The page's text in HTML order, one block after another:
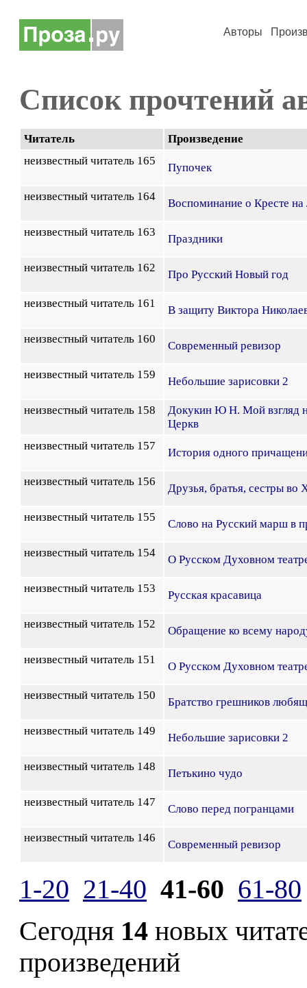
Авторы
Список прочтений
Читатель
Произведение
неизвестный читатель 165
Пупочек
неизвестный читатель 164
Воспоминание о Кресте
неизвестный читатель 163
Праздники
неизвестный читатель 162
Про Русский Новый год
неизвестный читатель 161
В защиту Виктора
неизвестный читатель 160
Современный ревизор
неизвестный читатель 159
Небольшие зарисовки 2
неизвестный читатель 158
Докукин Ю Н. Мой взгляд
Церкв
неизвестный читатель 157
История одного
неизвестный читатель 156
Друзья, братья, сестры во
неизвестный читатель 155
Слово на Русский марш в
неизвестный читатель 154
О Русском Духовном
неизвестный читатель 153
Русская красавица
неизвестный читатель 152
Обращение ко всему
неизвестный читатель 151
О Русском Духовном
неизвестный читатель 150
Братство грешников
неизвестный читатель 149
Небольшие зарисовки 2
неизвестный читатель 148
Петькино чудо
неизвестный читатель 147
Слово перед погранцами
неизвестный читатель 146
Современный ревизор
1-20 21-40 41-60 61-80
Сегодня 14 новых
произведений